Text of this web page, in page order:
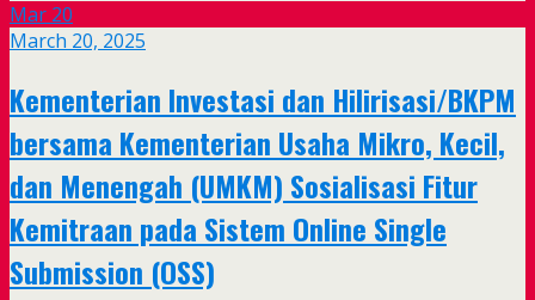
Mar 20
March 20, 2025
Kementerian Investasi dan Hilirisasi/BKPM
bersama Kementerian Usaha Mikro, Kecil,
dan Menengah (UMKM) Sosialisasi Fitur
Kemitraan pada Sistem Online Single
Submission (OSS)